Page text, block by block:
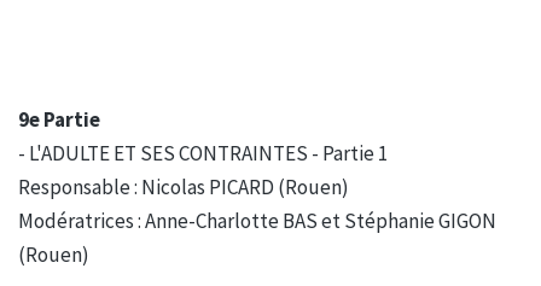
9e Partie
- L'ADULTE ET SES CONTRAINTES - Partie 1
Responsable : Nicolas PICARD (Rouen)
Modératrices : Anne-Charlotte BAS et Stéphanie GIGON
(Rouen)